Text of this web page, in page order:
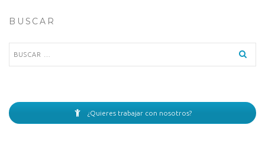
BUSCAR
¿Quieres trabajar con nosotros?